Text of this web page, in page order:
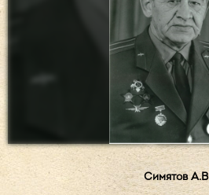
Симятов А.В